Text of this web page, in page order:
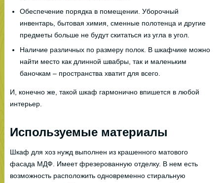
Обеспечение порядка в помещении. Уборочный
инвентарь, бытовая химия, сменные полотенца и другие
предметы больше не будут скитаться из угла в угол.
Наличие различных по размеру полок. В шкафчике можно
найти место как длинной швабры, так и маленьким
баночкам – пространства хватит для всего.
И, конечно же, такой шкаф гармонично впишется в любой
интерьер.
Используемые материалы
Шкаф для хоз нужд выполнен из крашенного матового
фасада МДФ. Имеет фрезерованную отделку. В нем есть
возможность расположить одновременно стиральную